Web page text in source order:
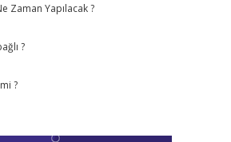
Zaman Yapılacak ?
?
?